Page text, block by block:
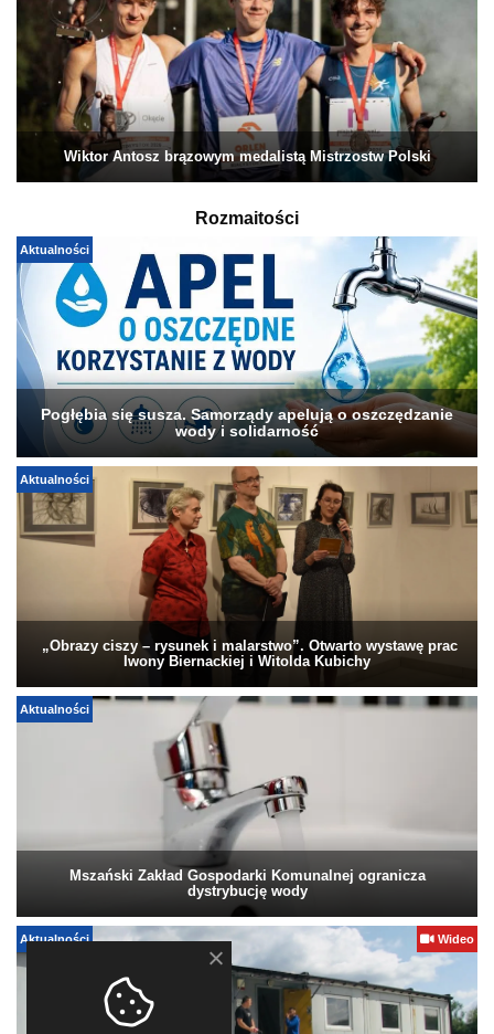
Wiktor Antosz brązowym medalistą Mistrzostw Polski
Rozmaitości
Aktualności
Pogłębia się susza. Samorządy apelują o oszczędzanie
wody i solidarność
Aktualności
„Obrazy ciszy – rysunek i malarstwo”. Otwarto wystawę prac
Iwony Biernackiej i Witolda Kubichy
Aktualności
Mszański Zakład Gospodarki Komunalnej ogranicza
dystrybucję wody
Aktualności Wideo